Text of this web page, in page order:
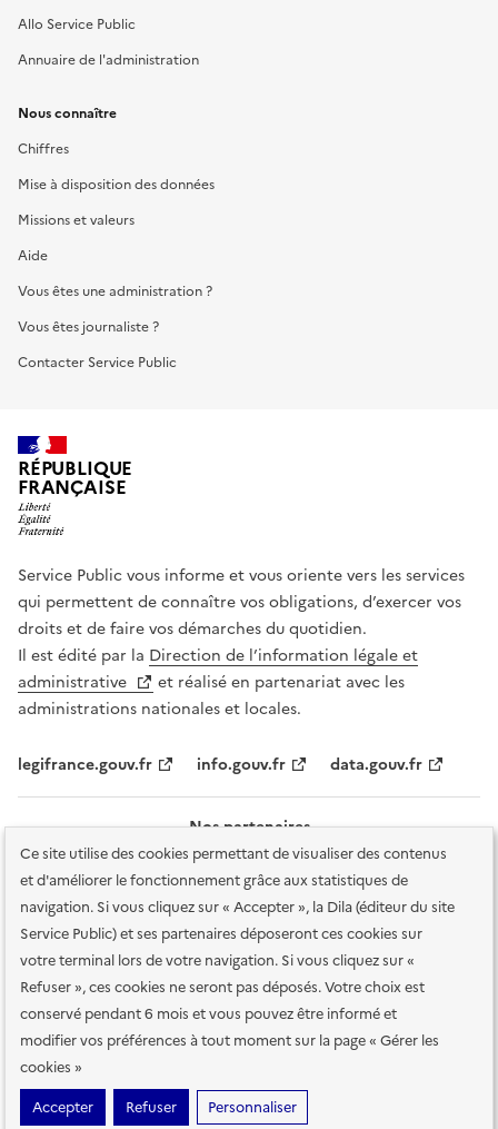
Ce site utilise des cookies permettant de visualiser des contenus
et d'améliorer le fonctionnement grâce aux statistiques de
navigation. Si vous cliquez sur « Accepter », la Dila (éditeur du site
Service Public) et ses partenaires déposeront ces cookies sur
votre terminal lors de votre navigation. Si vous cliquez sur «
Refuser », ces cookies ne seront pas déposés. Votre choix est
conservé pendant 6 mois et vous pouvez être informé et
modifier vos préférences à tout moment sur la page « Gérer les
cookies »
Accepter
Refuser Personnaliser
Allo Service Public
Annuaire de l'administration
Nous connaître
Chiffres
Mise à disposition des données
Missions et valeurs
Aide
Vous êtes une administration ?
Vous êtes journaliste ?
Contacter Service Public
RÉPUBLIQUE
FRANÇAISE
Service Public vous informe et vous oriente vers les services
qui permettent de connaître vos obligations, d’exercer vos
droits et de faire vos démarches du quotidien.
Il est édité par la Direction de l’information légale et
administrative
et réalisé en partenariat avec les
administrations nationales et locales.
legifrance.gouv.fr info.gouv.fr data.gouv.fr
Nos partenaires
Plan du site Accessibilité : totalement conforme
Accessibilité des
services en ligne Mentions légales Données personnelles et sécurité
Conditions générales d'utilisation Gestion des cookies
Sauf mention contraire, tous les contenus de ce site sont sous
etalab-2.0